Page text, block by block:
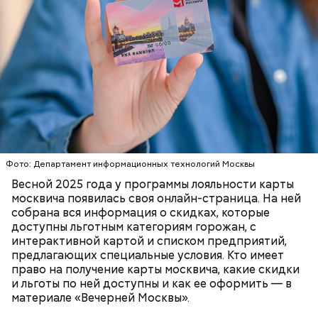
Фото: Департамент информационных технологий Москвы
Весной 2025 года у программы лояльности карты
москвича появилась своя онлайн-страница. На ней
собрана вся информация о скидках, которые
доступны льготным категориям горожан, с
интерактивной картой и списком предприятий,
предлагающих специальные условия. Кто имеет
право на получение карты москвича, какие скидки
и льготы по ней доступны и как ее оформить — в
материале «Вечерней Москвы».
Скидки по карте москвича доступны в следующих
категориях:
страхование, право и финансы;
бытовая техника и электроника;
товары для дома;
туризм (санатории, гостиницы, турфирмы).
ПОРТАЛ MOS.RU МОСКВА ЛЬГОТЫ
В настоящее время велоинфраструктура «Зеленого
кольца» реализована в пяти округах города,
подчеркнули в ЦОДД: